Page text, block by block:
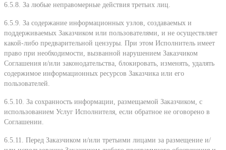
6.5.8. За любые неправомерные действия третьих лиц.
6.5.9. За содержание информационных узлов, создаваемых и
поддерживаемых Заказчиком или пользователями, и не осуществляет
какой-либо предварительной цензуры. При этом Исполнитель имеет
право при необходимости, вызванной нарушением Заказчиком
Соглашения и/или законодательства, блокировать, изменять, удалять
содержимое информационных ресурсов Заказчика или его
пользователей.
6.5.10. За сохранность информации, размещаемой Заказчиком, с
использованием Услуг Исполнителя, если обратное не оговорено в
Соглашении.
6.5.11. Перед Заказчиком и/или третьими лицами за размещение и/